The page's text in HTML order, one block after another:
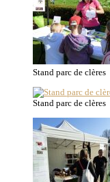
Stand parc de clères
Stand parc de clères